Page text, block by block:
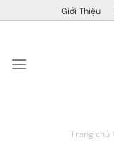
to
Giới Thiệu
Trang chủ